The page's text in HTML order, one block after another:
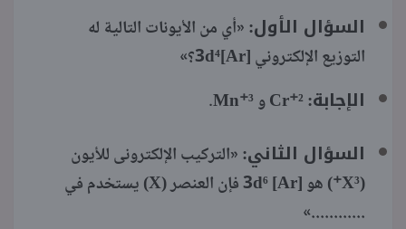
السؤال الأول:«أي من الأيونات التالية له
التوزيع الإلكتروني [Ar]3d⁴؟»
الإجابة:
السؤال الثاني:«التركيب الإلكترونى للأيون
(X³⁺) هو [Ar] 3d⁶ فإن العنصر (X) يستخدم في
............»